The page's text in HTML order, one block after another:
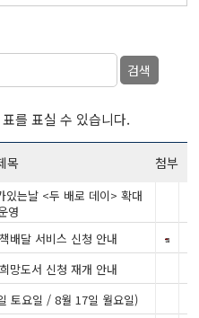
검색
를 표실 수 있습니다.
목 첨부
있는날 <두 배로 데이> 확대
영
배달 서비스 신청 안내
망도서 신청 재개 안내
토요일 / 8월 17일 월요일)